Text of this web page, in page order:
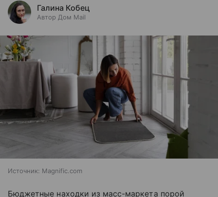
Галина Кобец
Автор Дом Mail
Источник: Magnific.com
Бюджетные находки из масс-маркета порой